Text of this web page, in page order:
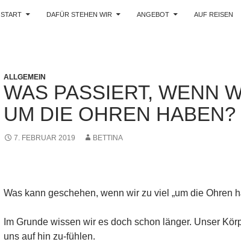
START DAFÜR STEHEN WIR ANGEBOT AUF REISEN
ALLGEMEIN
WAS PASSIERT, WENN
UM DIE OHREN HABEN?
7. FEBRUAR 2019 BETTINA
Was kann geschehen, wenn wir zu viel „um die Ohren
Im Grunde wissen wir es doch schon länger. Unser
uns auf hin zu-fühlen.